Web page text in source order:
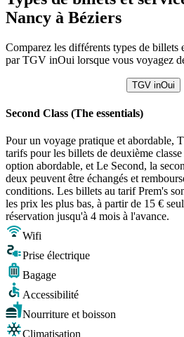
Nancy à Béziers
Comparez les différents types de billets
par TGV inOui lorsque vous voyagez
TGV inOui
Second Class (The essentials)
Pour un voyage pratique et abordable,
tarifs pour les billets de deuxième
option abordable, et Le Second, la
deux peuvent être échangés et
conditions. Les billets au tarif Prem's
les prix les plus bas, à partir de 15 €
réservation jusqu'à 4 mois à l'avance.
Wifi
Prise électrique
Bagage
Accessibilité
Nourriture et boisson
Climatisation